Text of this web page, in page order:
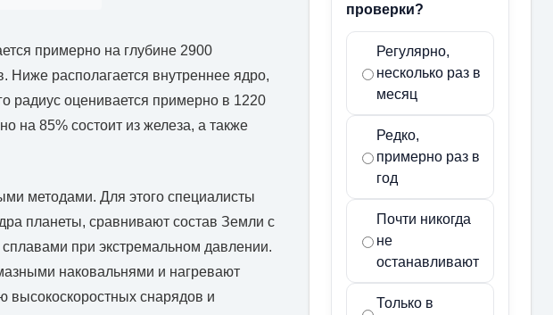
примерно на глубине 2900
Ниже располагается внутреннее ядро,
радиус оценивается примерно в 1220
на 85% состоит из железа, а также
методами. Для этого специалисты
планеты, сравнивают состав Земли с
при экстремальном давлении.
наковальнями и нагревают
высокоскоростных снарядов и
проверки?
Регулярно,
несколько раз в
месяц
Редко,
примерно раз в
год
Почти никогда
не
останавливают
Только в